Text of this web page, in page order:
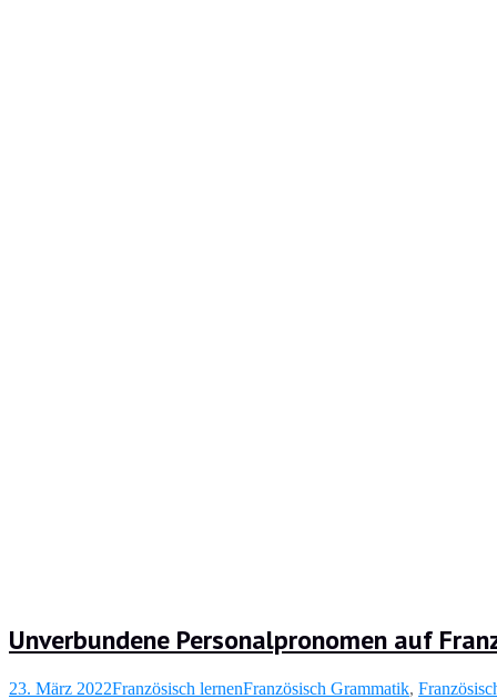
Unverbundene Personalpronomen auf
23. März 2022Französisch lernenFranzösisch Grammatik,